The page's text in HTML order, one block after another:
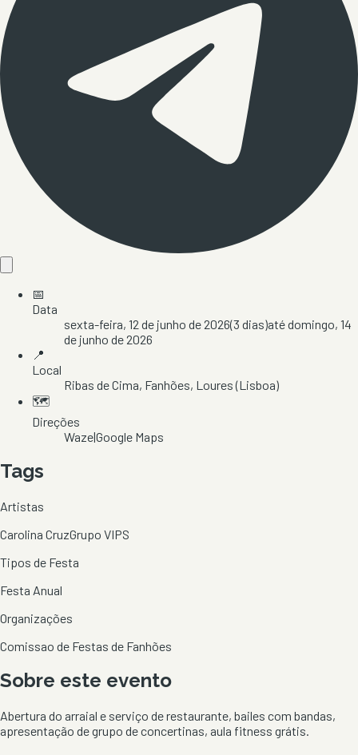
📅
Data
sexta-feira, 12 de junho de 2026(3 dias)atédomingo, 14
de junho de 2026
📍
Local
Ribas de Cima, Fanhões, Loures(Lisboa)
🗺️
Direções
Waze|Google Maps
Tags
Artistas
Carolina CruzGrupo VIPS
Tipos de Festa
Festa Anual
Organizações
Comissao de Festas de Fanhões
Sobre este evento
Abertura do arraial e serviço de restaurante, bailes com bandas,
apresentação de grupo de concertinas, aula fitness grátis.